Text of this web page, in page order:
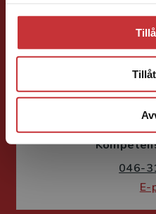
Fritjof
046-
E-